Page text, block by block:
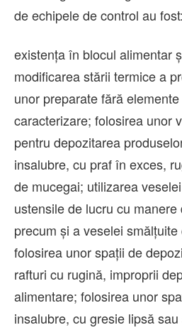
de echipele de control au fost:
existența în blocul alimentar
modificarea stării termice a
unor preparate fără
caracterizare; folosirea unor
pentru depozitarea
insalubre, cu praf în exces,
de mucegai; utilizarea
ustensile de lucru cu
precum și a veselei
folosirea unor spații de
rafturi cu rugină, improprii
alimentare; folosirea unor
insalubre, cu gresie lipsă